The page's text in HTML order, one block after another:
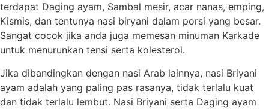
terdapat Daging ayam, Sambal mesir, acar nanas, emping,
Kismis, dan tentunya nasi biryani dalam porsi yang besar.
Sangat cocok jika anda juga memesan minuman Karkade
untuk menurunkan tensi serta kolesterol.
Jika dibandingkan dengan nasi Arab lainnya, nasi Briyani
ayam adalah yang paling pas rasanya, tidak terlalu kuat
dan tidak terlalu lembut. Nasi Briyani serta Daging ayam